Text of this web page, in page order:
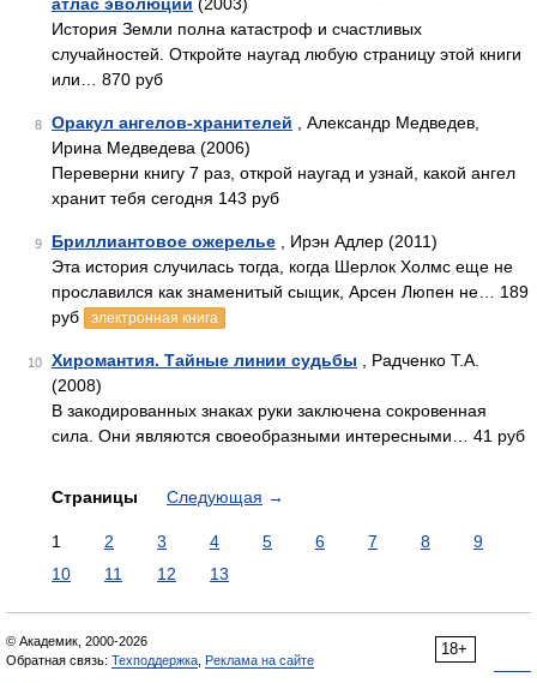
История Земли полна катастроф и счастливых
случайностей. Откройте наугад любую страницу этой книги
или… 870 руб
8 Оракул ангелов-хранителей , Александр Медведев,
Ирина Медведева (2006)
Переверни книгу 7 раз, открой наугад и узнай, какой ангел
хранит тебя сегодня 143 руб
9 Бриллиантовое ожерелье , Ирэн Адлер (2011)
Эта история случилась тогда, когда Шерлок Холмс еще не
прославился как знаменитый сыщик, Арсен Люпен не… 189
руб
электронная книга
10 Хиромантия. Тайные линии судьбы , Радченко Т.А.
(2008)
В закодированных знаках руки заключена сокровенная
сила. Они являются своеобразными интересными… 41 руб
Страницы Следующая →
1 2 3 4 5 6 7 8
9
10
11 12 13
18+
© Академик, 2000-2026
Обратная связь: Техподдержка Реклама на сайте